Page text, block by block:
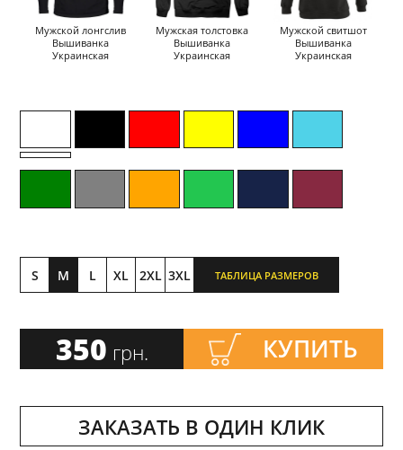
Мужской лонгслив
Вышиванка
Украинская
Мужская толстовка
Вышиванка
Украинская
Мужской свитшот
Вышиванка
Украинская
S M L XL 2XL 3XL ТАБЛИЦА РАЗМЕРОВ
350 грн. КУПИТЬ
ЗАКАЗАТЬ В ОДИН КЛИК